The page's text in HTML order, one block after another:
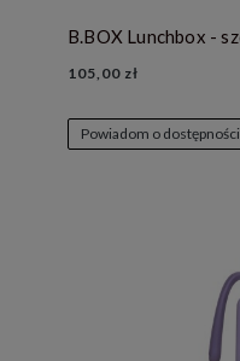
105,00 zł
Powiadom o dostępności